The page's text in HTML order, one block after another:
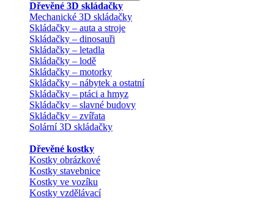
Dřevěné 3D skládačky
Mechanické 3D skládačky
Skládačky – auta a stroje
Skládačky – dinosauři
Skládačky – letadla
Skládačky – lodě
Skládačky – motorky
Skládačky – nábytek a ostatní
Skládačky – ptáci a hmyz
Skládačky – slavné budovy
Skládačky – zvířata
Solární 3D skládačky
Dřevěné kostky
Kostky obrázkové
Kostky stavebnice
Kostky ve vozíku
Kostky vzdělávací